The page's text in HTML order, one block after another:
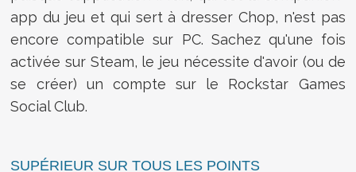
app du jeu et qui sert à dresser Chop, n'est pas
encore compatible sur PC. Sachez qu'une fois
activée sur Steam, le jeu nécessite d'avoir (ou de
se créer) un compte sur le Rockstar Games
Social Club.
SUPÉRIEUR SUR TOUS LES POINTS